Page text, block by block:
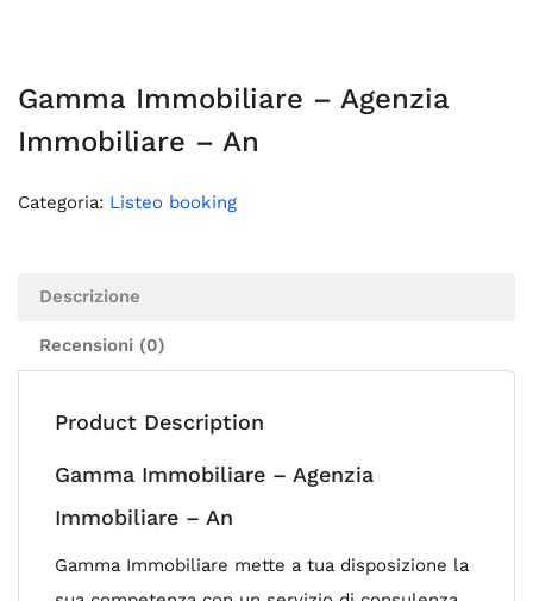
Gamma Immobiliare – Agenzia
Immobiliare – An
Categoria: Listeo booking
Descrizione
Recensioni (0)
Product Description
Gamma Immobiliare – Agenzia
Immobiliare – An
Gamma Immobiliare mette a tua disposizione la